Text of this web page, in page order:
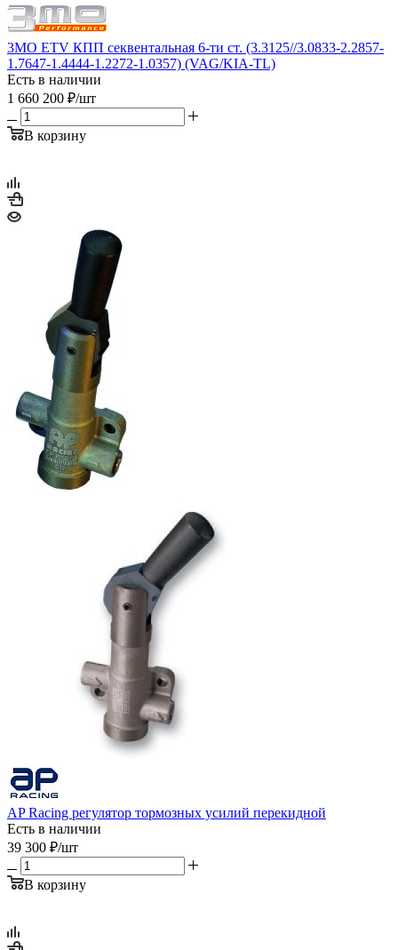
3MO ETV КПП секвентальная 6-ти ст. (3.3125//3.0833-2.2857-
1.7647-1.4444-1.2272-1.0357) (VAG/KIA-TL)
Есть в наличии
1 660 200 ₽/шт
В корзину
AP Racing регулятор тормозных усилий перекидной
Есть в наличии
39 300 ₽/шт
В корзину